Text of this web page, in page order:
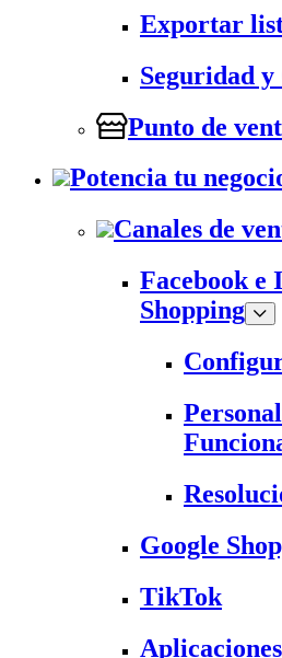
Exportar
Seguridad
Punto de
Potencia tu
Canales de
Facebook e
Shopping
Google
TikTok